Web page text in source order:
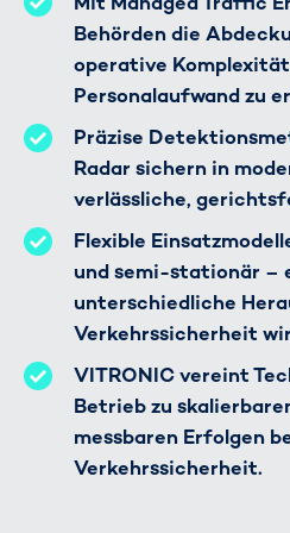
Behörden die
operative
Personalaufwand zu
Präzise
Radar sichern in
verlässliche,
Flexible
und semi-stationär –
unterschiedliche
Verkehrssicherheit
VITRONIC vereint
Betrieb zu
messbaren Erfolgen
Verkehrssicherheit.